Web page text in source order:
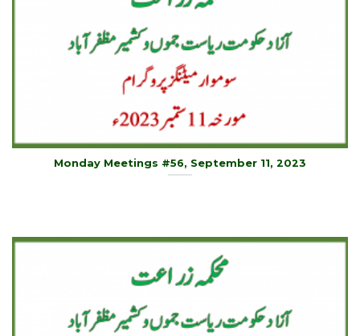
Monday Meetings #56, September 11, 2023